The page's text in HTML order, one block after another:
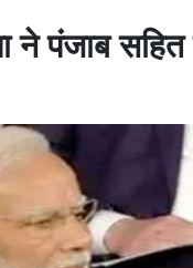
पंजाब सहित